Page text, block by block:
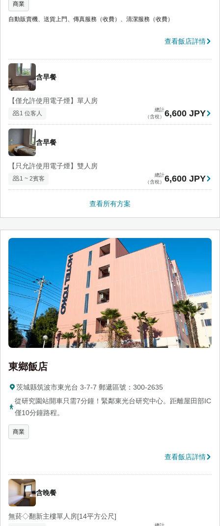
商業
自動販賣機、送貨上門、傳真服務（收費）、清潔服務（收費）
查看飯店詳情
含早餐
【僅允許使用電子煙】單人房
1 位客人
總計
（含稅） 6,600 JPY
含早餐
【只允許使用電子煙】雙人房
1 ~ 2賓客
總計
（含稅） 6,600 JPY
查看所有方案
東鄉飯店
茨城縣筑波市東光台 3-7-7 郵遞區號：300-2635
從研究園站開車只需7分鐘！緊鄰東光台研究中心。距離屋田部IC
僅10分鐘路程。
商業
查看飯店詳情
含晚餐
無菸◇翻新主樓單人房[14平方公尺]